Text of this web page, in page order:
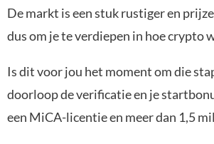
De markt is een stuk rustiger en
dus om je te verdiepen in hoe crypto
Is dit voor jou het moment om die
doorloop de verificatie en je
een MiCA-licentie en meer dan 1,5